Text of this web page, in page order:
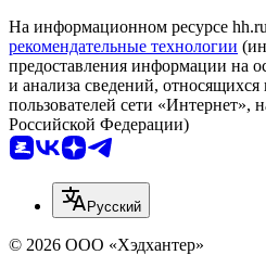
На информационном ресурсе hh.ru
рекомендательные технологии
предоставления информации на
и анализа сведений,
пользователей сети «Интернет»,
Российской Федерации)
Русский
© 2026 ООО «Хэдхантер»